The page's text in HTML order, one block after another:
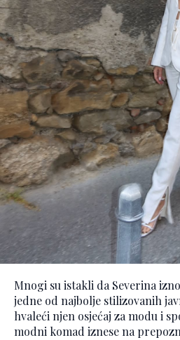
Mnogi su istakli da Severina
jedne od najbolje stilizovanih
hvaleći njen osjećaj za modu i
modni komad iznese na